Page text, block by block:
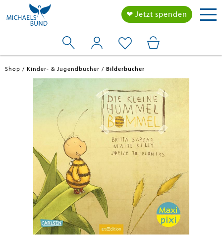
❤ Jetzt spenden
Shop Kinder- & Jugendbücher Bilderbücher